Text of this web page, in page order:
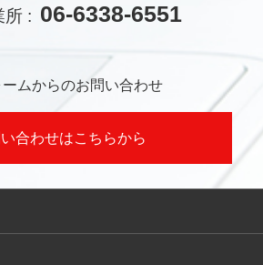
所 : 06-6338-6551
ームからのお問い合わせ
合わせはこちらから